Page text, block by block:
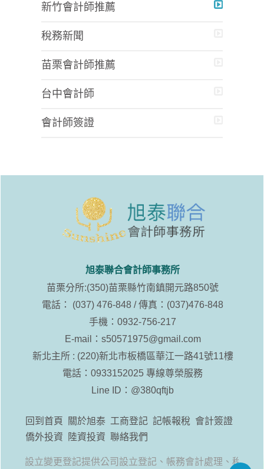
新竹會計師推薦
稅務新聞
苗栗會計師推薦
台中會計師
會計師簽證
旭泰聯合會計師事務所
苗栗分所:(350)苗栗縣竹南鎮開元路850號
電話： (037) 476-848 / 傳真：(037)476-848
手機：0932-756-217
E-mail： s50571975@gmail.com
新北主所 : (220)新北市板橋區華江一路41號11樓
電話：0933152025 專線尊榮服務
Line ID： @380qftjb
回到首頁 關於旭泰 工商登記 記帳報稅 會計簽證
僑外投資
陸資投資 聯絡我們
工廠設立變更登記提供公司設立登記、帳務會計處理、稅務